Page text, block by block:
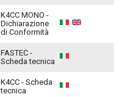
K4CC MONO -
Dichiarazione
di Conformità
FASTEC -
Scheda tecnica
K4CC - Scheda
tecnica